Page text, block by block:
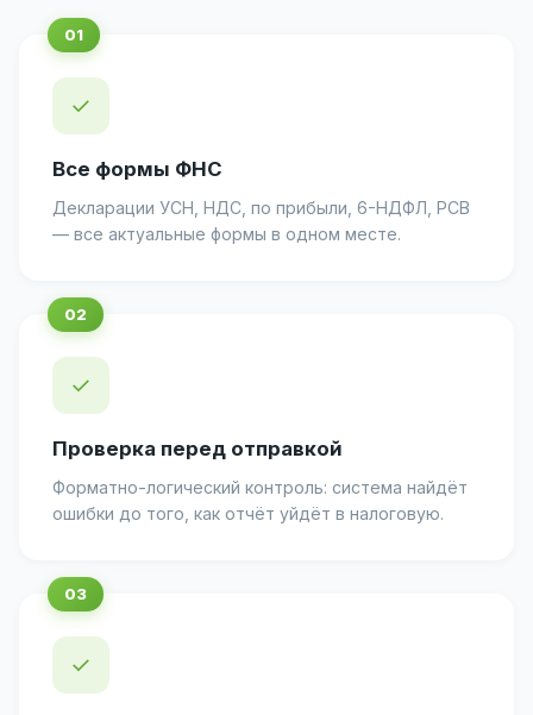
✓
Все формы ФНС
Декларации УСН, НДС, по прибыли, 6-НДФЛ, РСВ
— все актуальные формы в одном месте.
✓
Проверка перед отправкой
Форматно-логический контроль: система найдёт
ошибки до того, как отчёт уйдёт в налоговую.
✓